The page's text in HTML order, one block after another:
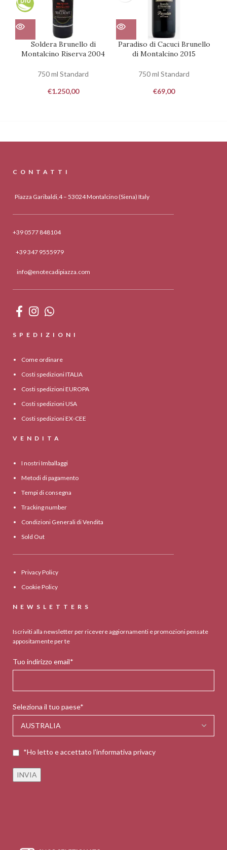
Soldera Brunello di
Montalcino Riserva 2004
750 ml Standard
€1.250,00
Paradiso di Cacuci Brunello
di Montalcino 2015
750 ml Standard
€69,00
CONTATTI
Piazza Garibaldi,4 – 53024 Montalcino (Siena) Italy
+39 0577 848104
+39 347 9555979
info@enotecadipiazza.com
SPEDIZIONI
Come ordinare
Costi spedizioni ITALIA
Costi spedizioni EUROPA
Costi spedizioni USA
Costi spedizioni EX-CEE
VENDITA
I nostri Imballaggi
Metodi di pagamento
Tempi di consegna
Tracking number
Condizioni Generali di Vendita
Sold Out
Privacy Policy
Cookie Policy
NEWSLETTERS
Iscriviti alla newsletter per ricevere aggiornamenti e promozioni pensate
appositamente per te
Tuo indirizzo email*
Seleziona il tuo paese*
*Ho letto e accettato l'informativa privacy